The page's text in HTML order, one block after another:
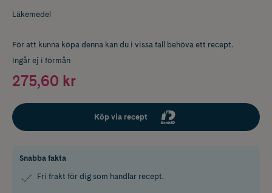
Läkemedel
För att kunna köpa denna kan du i vissa fall behöva ett recept.
Ingår ej i förmån
275,60 kr
Köp via recept
Snabba fakta
Fri frakt för dig som handlar recept.